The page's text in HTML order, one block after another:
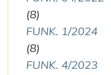
(8)
FUNK. 1/2024
(8)
FUNK. 4/2023